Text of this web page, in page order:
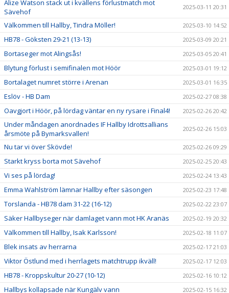
Alize Watson stack ut i kvällens förlustmatch mot
Sävehof
2025-03-11 20:31
Välkommen till Hallby, Tindra Möller! 2025-03-10 14:52
HB78 - Göksten 29-21 (13-13) 2025-03-09 20:21
Bortaseger mot Alingsås! 2025-03-05 20:41
Blytung förlust i semifinalen mot Höör 2025-03-01 19:12
Bortalaget numret större i Arenan 2025-03-01 16:35
Eslöv - HB Dam 2025-02-27 08:38
Oavgjort i Höör, på lördag väntar en ny rysare i Final4! 2025-02-26 20:42
Under måndagen anordnades IF Hallby Idrottsallians
årsmöte på Bymarksvallen!
2025-02-26 15:03
Nu tar vi över Skövde! 2025-02-26 09:29
Starkt kryss borta mot Sävehof 2025-02-25 20:43
Vi ses på lördag! 2025-02-24 13:43
Emma Wahlström lämnar Hallby efter säsongen 2025-02-23 17:48
Torslanda - HB78 dam 31-22 (16-12) 2025-02-22 23:07
Säker Hallbyseger när damlaget vann mot HK Aranäs 2025-02-19 20:32
Välkommen till Hallby, Isak Karlsson! 2025-02-18 11:07
Blek insats av herrarna 2025-02-17 21:03
Viktor Östlund med i herrlagets matchtrupp ikväll! 2025-02-17 12:03
HB78 - Kroppskultur 20-27 (10-12) 2025-02-16 10:12
Hallbys kollapsade när Kungälv vann 2025-02-15 16:32